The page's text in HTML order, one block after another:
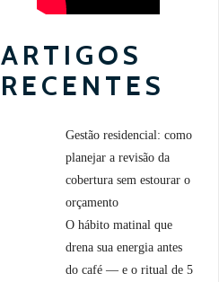
ARTIGOS
RECENTES
Gestão residencial: como
planejar a revisão da
cobertura sem estourar o
orçamento
O hábito matinal que
drena sua energia antes
do café — e o ritual de 5